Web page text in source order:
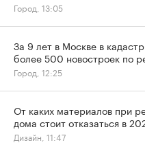
Город, 13:05
За 9 лет в Москве в
более 500 новостроек по
Город, 12:25
От каких материалов при
дома стоит отказаться в
Дизайн, 11:47